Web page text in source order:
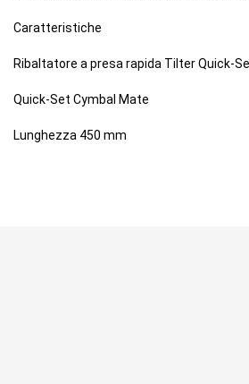
Caratteristiche
Ribaltatore a presa rapida Tilter Quick-
Quick-Set Cymbal Mate
Lunghezza 450 mm